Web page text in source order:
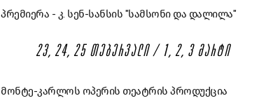
პრემიერა - კ. სენ-სანსის "სამსონი და დალილა"
23, 24, 25 ᲗᲔᲑᲔᲠᲕᲐᲚᲘ / 1, 2, 3 ᲛᲐᲠᲢᲘ
მონტე-კარლოს ოპერის თეატრის პროდუქცია